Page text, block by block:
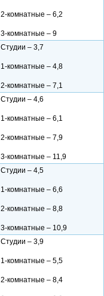
2-комнатные – 6,2
3-комнатные – 9
Студии – 3,7
1-комнатные – 4,8
2-комнатные – 7,1
Студии – 4,6
1-комнатные – 6,1
2-комнатные – 7,9
3-комнатные – 11,9
Студии – 4,5
1-комнатные – 6,6
2-комнатные – 8,8
3-комнатные – 10,9
Студии – 3,9
1-комнатные – 5,5
2-комнатные – 8,4